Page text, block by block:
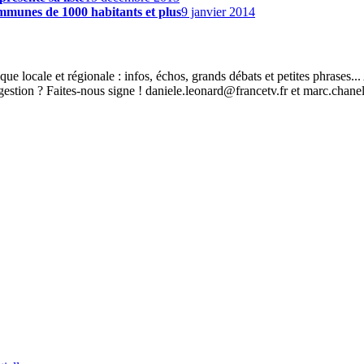
de 1000 habitants et plus9 janvier 2014
locale et régionale : infos, échos, grands débats et petites
? Faites-nous signe ! daniele.leonard@francetv.fr et